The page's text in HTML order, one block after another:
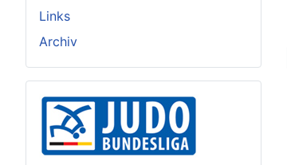
Links
Archiv